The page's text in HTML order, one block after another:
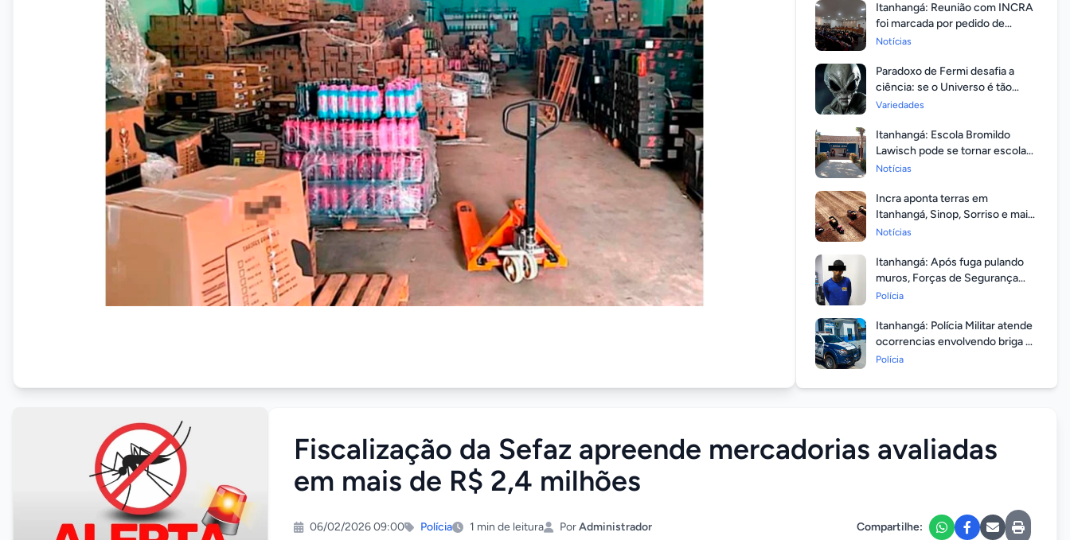
Itanhangá: Reunião com INCRA
foi marcada por pedido de
regularização pela população
Notícias
Paradoxo de Fermi desafia a
ciência: se o Universo é tão
vasto, por que ninguém
Variedades
Itanhangá: Escola Bromildo
Lawisch pode se tornar escola
cívico-militar
Notícias
Incra aponta terras em
Itanhangá, Sinop, Sorriso e mais
14 entre as com maior
Notícias
Itanhangá: Após fuga pulando
muros, Forças de Segurança
prendem homem com mandato
Polícia
Itanhangá: Polícia Militar atende
ocorrencias envolvendo briga de
casais durante feriado
Polícia
Fiscalização da Sefaz apreende mercadorias avaliadas
em mais de R$ 2,4 milhões
06/02/2026 09:00 Polícia 1 min de leitura PorAdministrador Compartilhe: